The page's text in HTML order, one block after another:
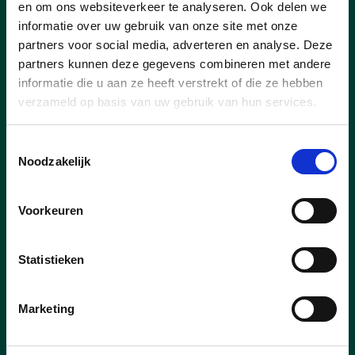
en om ons websiteverkeer te analyseren. Ook delen we
informatie over uw gebruik van onze site met onze
partners voor social media, adverteren en analyse. Deze
partners kunnen deze gegevens combineren met andere
informatie die u aan ze heeft verstrekt of die ze hebben
verzameld op basis van uw gebruik van hun services.
Noodzakelijk
Voorkeuren
Statistieken
Marketing
we!
Wie is Zutendaal UW Thuis -
13/02/24